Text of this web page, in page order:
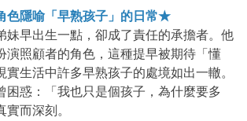
色隱喻「早熟孩子」的日常★
妹早出生一點，卻成了責任的承擔者。他
演照顧者的角色，這種提早被期待「懂
實生活中許多早熟孩子的處境如出一轍。
困惑：「我也只是個孩子，為什麼要多
而深刻。